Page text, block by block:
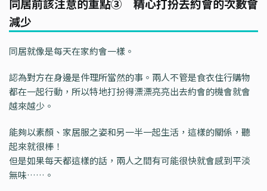
同居前該注意的重點③ 精心打扮去約會的次數會
減少
同居就像是每天在家約會一樣。
認為對方在身邊是件理所當然的事。兩人不管是食衣住行購物
都在一起行動，所以特地打扮得漂漂亮亮出去約會的機會就會
越來越少。
能夠以素顏、家居服之姿和另一半一起生活，這樣的關係，聽
起來就很棒！
但是如果每天都這樣的話，兩人之間有可能很快就會感到平淡
無味……。